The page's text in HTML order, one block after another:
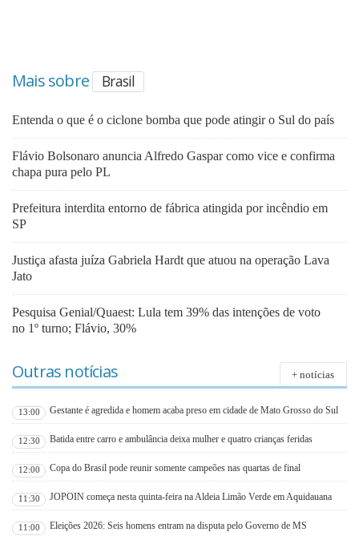
Mais sobre Brasil
Entenda o que é o ciclone bomba que pode atingir o Sul do país
Flávio Bolsonaro anuncia Alfredo Gaspar como vice e confirma
chapa pura pelo PL
Prefeitura interdita entorno de fábrica atingida por incêndio em
SP
Justiça afasta juíza Gabriela Hardt que atuou na operação Lava
Jato
Pesquisa Genial/Quaest: Lula tem 39% das intenções de voto
no 1º turno; Flávio, 30%
Outras notícias + notícias
13:00 Gestante é agredida e homem acaba preso em cidade de Mato Grosso do Sul
12:30 Batida entre carro e ambulância deixa mulher e quatro crianças feridas
12:00 Copa do Brasil pode reunir somente campeões nas quartas de final
11:30 JOPOIN começa nesta quinta-feira na Aldeia Limão Verde em Aquidauana
11:00 Eleições 2026: Seis homens entram na disputa pelo Governo de MS